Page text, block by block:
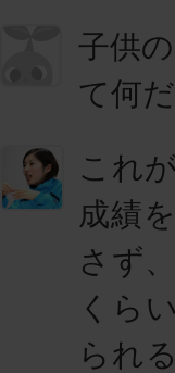
子供
て何
これ
成績
さず
くら
られ